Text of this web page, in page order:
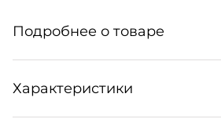
Подробнее о товаре
Классические балетки с
ностальгическом силуэте мэри
изготовлена в Италии из
Характеристики